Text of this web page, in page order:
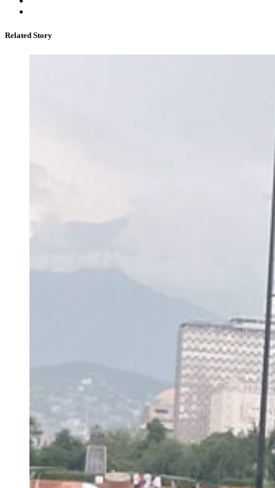
Related Story